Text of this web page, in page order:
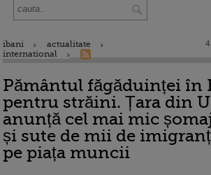
ibani
actualitate
international
Pământul făgăduinței în
pentru străini. Țara din
anunță cel mai mic
și sute de mii de
pe piața muncii